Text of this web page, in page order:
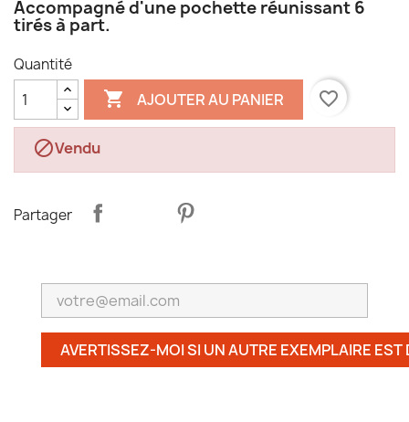
Accompagné d'une pochette réunissant 6
tirés à part.
Quantité
 AJOUTER AU PANIER favorite_border
Vendu
Partager
AVERTISSEZ-MOI SI UN AUTRE EXEMPLAIRE EST